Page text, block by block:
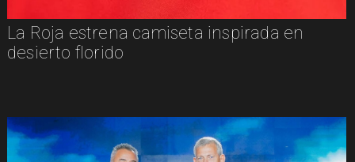
La Roja estrena camiseta inspirada en
desierto florido